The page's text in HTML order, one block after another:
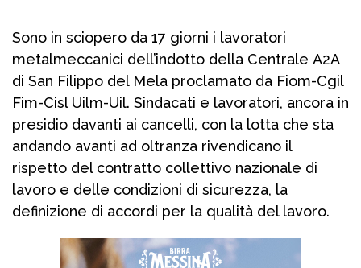
Sono in sciopero da 17 giorni i lavoratori
metalmeccanici dell’indotto della Centrale A2A
di San Filippo del Mela proclamato da Fiom-Cgil
Fim-Cisl Uilm-Uil. Sindacati e lavoratori, ancora in
presidio davanti ai cancelli, con la lotta che sta
andando avanti ad oltranza rivendicano il
rispetto del contratto collettivo nazionale di
lavoro e delle condizioni di sicurezza, la
definizione di accordi per la qualità del lavoro.